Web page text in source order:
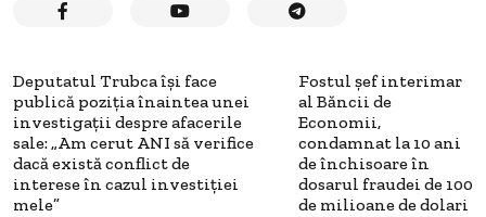
Deputatul Trubca își face
publică poziția înaintea unei
investigații despre afacerile
sale: „Am cerut ANI să verifice
dacă există conflict de
interese în cazul investiției
mele”
Fostul șef interimar
al Băncii de
Economii,
condamnat la 10 ani
de închisoare în
dosarul fraudei de 100
de milioane de dolari